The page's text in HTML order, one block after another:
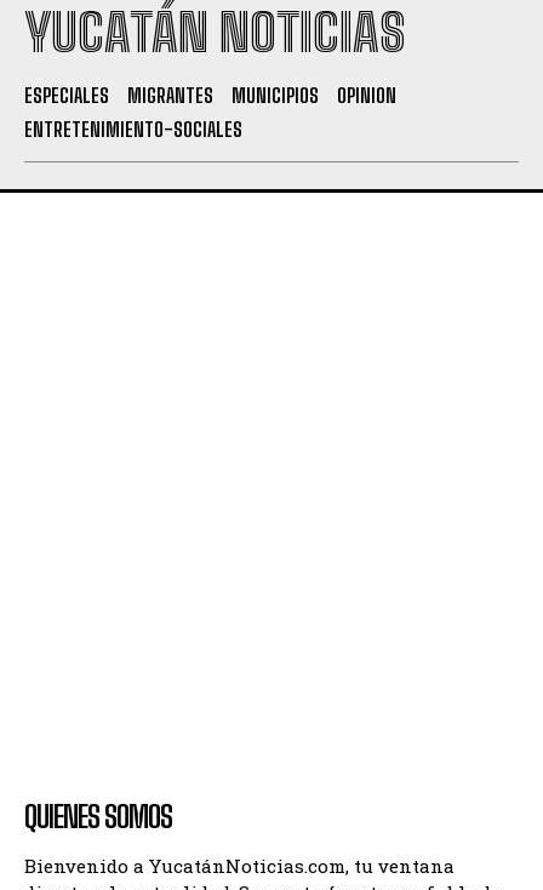
YUCATÁN NOTICIAS
ESPECIALES MIGRANTES MUNICIPIOS
OPINION
ENTRETENIMIENTO-SOCIALES
QUIENES SOMOS
Bienvenido a YucatánNoticias.com, tu ventana